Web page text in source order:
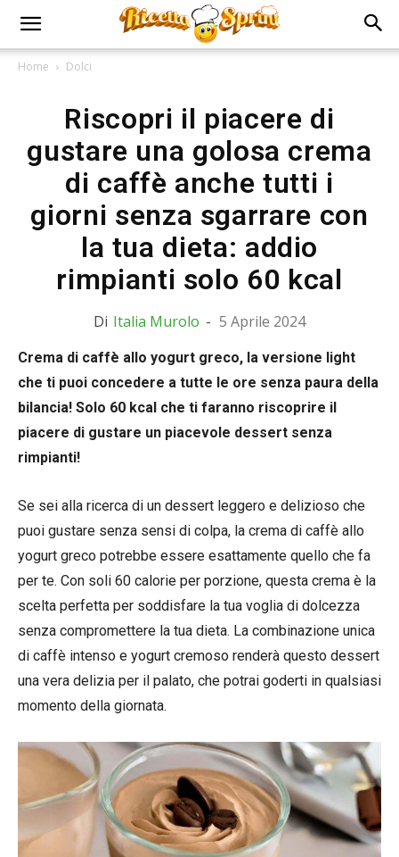
Home Dolci
Riscopri il piacere di
gustare una golosa crema
di caffè anche tutti i
giorni senza sgarrare con
la tua dieta: addio
rimpianti solo 60 kcal
Di Italia Murolo - 5 Aprile 2024
Crema di caffè allo yogurt greco, la versione light
che ti puoi concedere a tutte le ore senza paura della
bilancia! Solo 60 kcal che ti faranno riscoprire il
piacere di gustare un piacevole dessert senza
rimpianti!
Se sei alla ricerca di un dessert leggero e delizioso che
puoi gustare senza sensi di colpa, la crema di caffè allo
yogurt greco potrebbe essere esattamente quello che fa
per te. Con soli 60 calorie per porzione, questa crema è la
scelta perfetta per soddisfare la tua voglia di dolcezza
senza compromettere la tua dieta. La combinazione unica
di caffè intenso e yogurt cremoso renderà questo dessert
una vera delizia per il palato, che potrai goderti in qualsiasi
momento della giornata.